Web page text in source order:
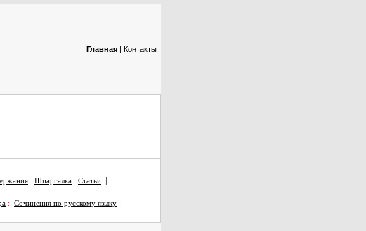
Главная | Контакты
: Шпаргалка : Статьи
|
: Сочинения по русскому языку |